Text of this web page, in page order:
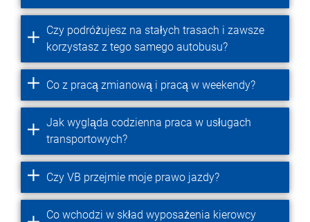
Czy podróżujesz na stałych trasach i zawsze
korzystasz z tego samego autobusu?
Co z pracą zmianową i pracą w weekendy?
Jak wygląda codzienna praca w usługach
transportowych?
Czy VB przejmie moje prawo jazdy?
Co wchodzi w skład wyposażenia kierowcy